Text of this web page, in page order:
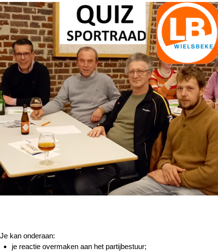
Je kan onderaan:
je reactie overmaken aan het partijbestuur;